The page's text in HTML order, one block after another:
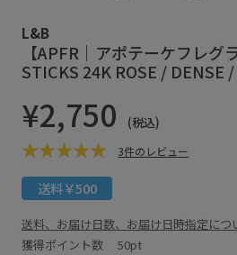
L&B
【APFR｜アポテーケフレグ
STICKS 24K ROSE / DENSE
¥2,750 (税込)
3件のレビュー
送料￥500
送料、お届け日数、お届け日時指定につ
獲得ポイント数 50pt